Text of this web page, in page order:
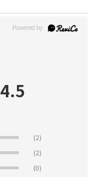
4.5
(2)
(2)
(0)